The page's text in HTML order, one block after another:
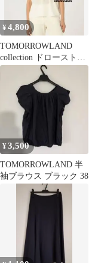
¥4,800
TOMORROWLAND
collection ドローストリ
ングブラウス
¥3,500
TOMORROWLAND 半
袖ブラウス ブラック 38